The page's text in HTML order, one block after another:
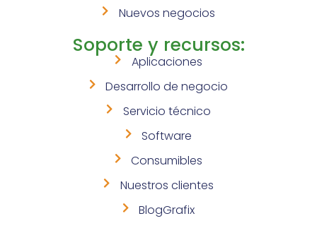
Nuevos negocios
Soporte y recursos:
Aplicaciones
Desarrollo de negocio
Servicio técnico
Software
Consumibles
Nuestros clientes
BlogGrafix